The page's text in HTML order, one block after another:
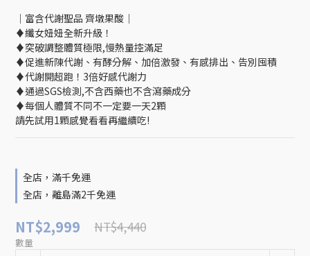
｜富含代謝聖品 齊墩果酸｜
♦纖女妞妞全新升級！
♦突破調整體質極限,慢熱量控滿足
♦促進新陳代謝、有酵分解、加倍激發、有感排出、告別囤積
♦代謝開超跑！3倍好感代謝力
♦通過SGS檢測,不含西藥也不含瀉藥成分
♦每個人體質不同不一定要一天2顆
請先試用1顆感覺看看再繼續吃!
全店，滿千免運
全店，離島滿2千免運
NT$2,999 NT$4,440
數量